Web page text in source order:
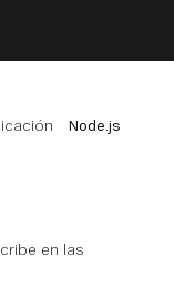
Node.js
en las